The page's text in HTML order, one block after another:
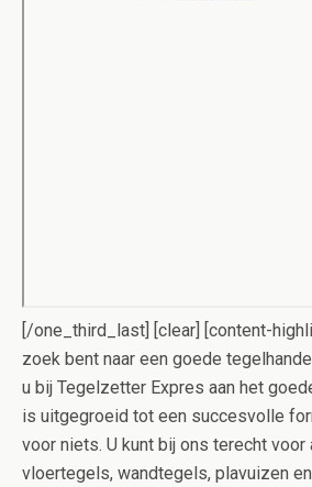
[/one_third_last] [clear] [content-
zoek bent naar een goede
u bij Tegelzetter Expres aan het
is uitgegroeid tot een succesvolle
voor niets. U kunt bij ons terecht
vloertegels, wandtegels, plavuizen